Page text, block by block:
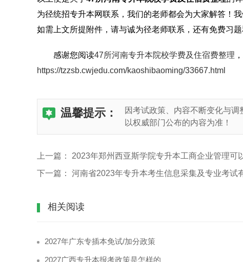
为径统招专升本网联系，我们的老师都会为大家解答！
如需上文所提附件，请与诚为径老师联系，还有免费习题
感谢您阅读47所河南专升本院校学费及住宿费整理
https://tzzsb.cwjedu.com/kaoshibaoming/33667.html
温馨提示：
因考试政策、内容不断变化与
以权威部门公布的内容为准！
上一篇： 2023年郑州西亚斯学院专升本工商企业管理可
下一篇： 河南省2023年专升本考生信息采集及专业考试
相关阅读
2027年广东专插本免试/加分政策
2027广西专升本报考政策是怎样的